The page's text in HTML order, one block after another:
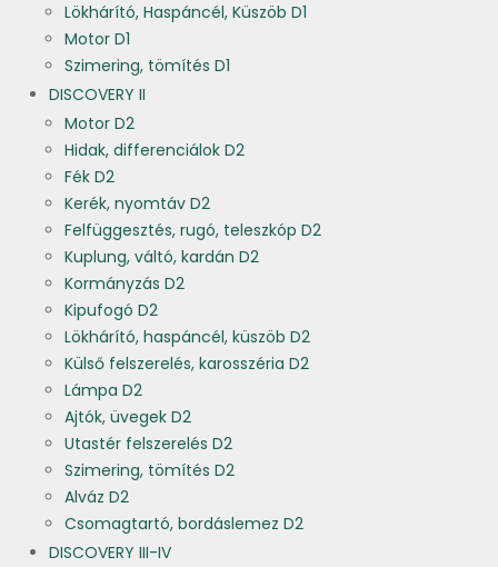
Lökhárító, Haspáncél, Küszöb D1
Motor D1
Szimering, tömítés D1
DISCOVERY II
Motor D2
Hidak, differenciálok D2
Fék D2
Kerék, nyomtáv D2
Felfüggesztés, rugó, teleszkóp D2
Kuplung, váltó, kardán D2
Kormányzás D2
Kipufogó D2
Lökhárító, haspáncél, küszöb D2
Külső felszerelés, karosszéria D2
Lámpa D2
Ajtók, üvegek D2
Utastér felszerelés D2
Szimering, tömítés D2
Alváz D2
Csomagtartó, bordáslemez D2
DISCOVERY III-IV